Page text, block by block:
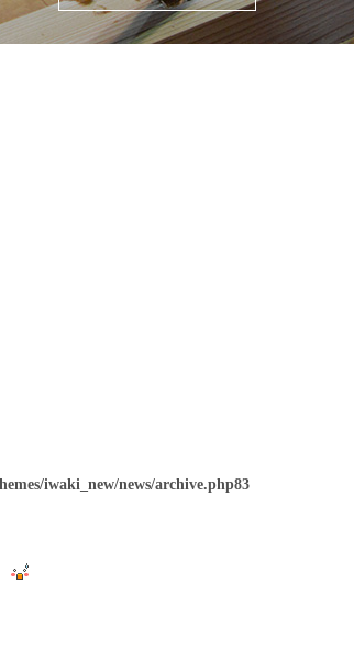
iwaki_new/news/archive.php83